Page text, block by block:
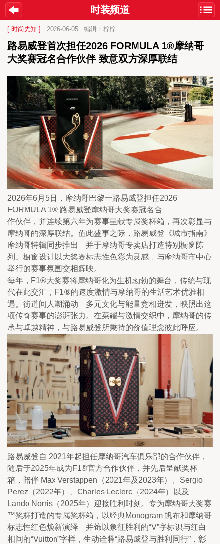
时装频道
[ 时尚先知 ] 2026-06-05 编辑：梓梓
路易威登首次担任2026 FORMULA 1®摩纳哥
大奖赛冠名合作伙伴 致意双方深厚联结
2026年6月5日，摩纳哥巴黎一路易威登担任2026
FORMULA 1® 路易威登摩纳哥大奖赛冠名合
作伙伴，并连续第六年为赛事呈献专属奖杯箱，再次彰显与
摩纳哥的深厚联结。值此盛事之际，路易威登《城市指南》
摩纳哥特辑同步推出，并于摩纳哥专卖店打造特别橱窗陈
列。橱窗设计以大奖赛标志性色彩为灵感，与摩纳哥市中心
举行的赛事氛围交相辉映。
每年，F1®大奖赛将摩纳哥化为生机勃勃的舞台，传统与现
代在此交汇，F1⑧的速度激情与摩纳哥的生活艺术优雅相
遇。街道间人潮涌动，多元文化与能量竞相迸发，映照出这
项传奇赛事的澎湃张力。在菜耀与激情交织中，摩纳哥的传
承与卓越精神，与路易威登所秉持的价值理念彼此呼应。
路易威登自 2021年起担任摩纳哥汽车俱乐部的合作伙伴，
随后于2025年成为F1®官方合作伙伴，并先后呈献奖杯
箱，陪伴 Max Verstappen（2021年及2023年）、Sergio
Perez（2022年）、Charles Leclerc（2024年）以及
Lando Norris（2025年）迎接胜利时刻。专为摩纳哥大奖赛
™奖杯打造的专属奖杯箱，以经典Monogram 帆布和摩纳哥
标志性红色焕新演绎，并饰以象征胜利的“V”字标识与红白
相间的“Vuitton”字样，生动诠释“路易威登与胜利同行”，彰